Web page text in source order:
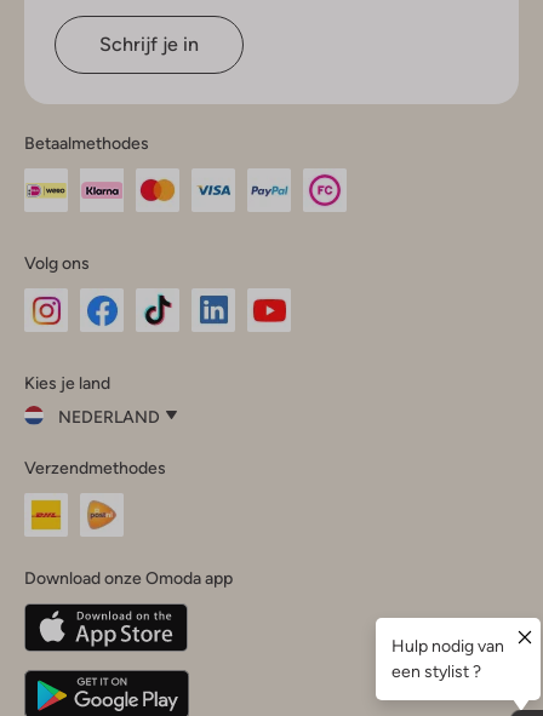
Schrijf je in
Betaalmethodes
Volg ons
InstagramFacebook
Kies je land
NEDERLAND
je
land
Nederland
Belgique(Français)
Deutschland
Verzendmethodes
Download onze Omoda app